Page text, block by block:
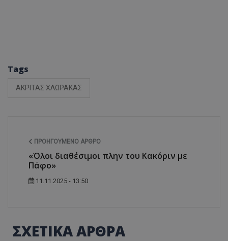
Tags
ΑΚΡΙΤΑΣ ΧΛΩΡΑΚΑΣ
ΠΡΟΗΓΟΎΜΕΝΟ ΆΡΘΡΟ
«Όλοι διαθέσιμοι πλην του Κακόριν με
Πάφο»
11.11.2025 - 13:50
ΣΧΕΤΙΚΑ ΑΡΘΡΑ